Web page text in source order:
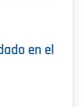
en el